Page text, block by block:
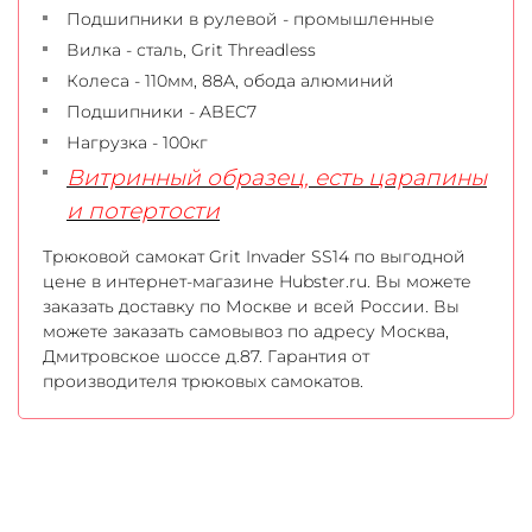
Подшипники в рулевой - промышленные
Вилка - сталь, Grit Threadless
Колеса - 110мм, 88A, обода алюминий
Подшипники - ABEC7
Нагрузка - 100кг
Витринный образец, есть царапины
и потертости
Трюковой самокат Grit Invader SS14 по выгодной
цене в интернет-магазине Hubster.ru. Вы можете
заказать доставку по Москве и всей России. Вы
можете заказать самовывоз по адресу Москва,
Дмитровское шоссе д.87. Гарантия от
производителя трюковых самокатов.